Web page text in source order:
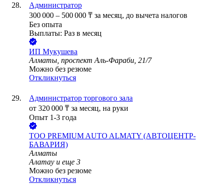
Администратор
300 000 – 500 000 ₸ за месяц, до вычета налогов
Без опыта
Выплаты: Раз в месяц
ИП Мукушева
Алматы, проспект Аль-Фараби, 21/7
Можно без резюме
Откликнуться
Администратор торгового зала
от 320 000 ₸ за месяц, на руки
Опыт 1-3 года
ТОО PREMIUM AUTO ALMATY (АВТОЦЕНТР-
БАВАРИЯ)
Алматы
Алатау и еще 3
Можно без резюме
Откликнуться